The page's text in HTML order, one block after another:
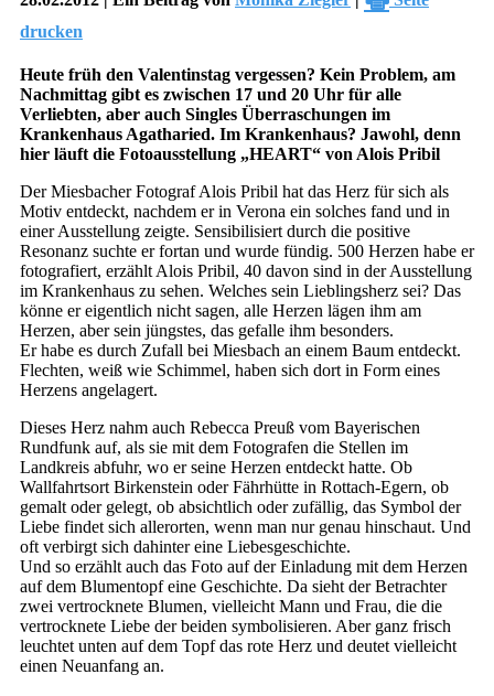
drucken
Heute früh den Valentinstag vergessen? Kein Problem, am
Nachmittag gibt es zwischen 17 und 20 Uhr für alle
Verliebten, aber auch Singles Überraschungen im
Krankenhaus Agatharied. Im Krankenhaus? Jawohl, denn
hier läuft die Fotoausstellung „HEART“ von Alois Pribil
Der Miesbacher Fotograf Alois Pribil hat das Herz für sich als
Motiv entdeckt, nachdem er in Verona ein solches fand und in
einer Ausstellung zeigte. Sensibilisiert durch die positive
Resonanz suchte er fortan und wurde fündig. 500 Herzen habe er
fotografiert, erzählt Alois Pribil, 40 davon sind in der Ausstellung
im Krankenhaus zu sehen. Welches sein Lieblingsherz sei? Das
könne er eigentlich nicht sagen, alle Herzen lägen ihm am
Herzen, aber sein jüngstes, das gefalle ihm besonders.
Er habe es durch Zufall bei Miesbach an einem Baum entdeckt.
Flechten, weiß wie Schimmel, haben sich dort in Form eines
Herzens angelagert.
Dieses Herz nahm auch Rebecca Preuß vom Bayerischen
Rundfunk auf, als sie mit dem Fotografen die Stellen im
Landkreis abfuhr, wo er seine Herzen entdeckt hatte. Ob
Wallfahrtsort Birkenstein oder Fährhütte in Rottach-Egern, ob
gemalt oder gelegt, ob absichtlich oder zufällig, das Symbol der
Liebe findet sich allerorten, wenn man nur genau hinschaut. Und
oft verbirgt sich dahinter eine Liebesgeschichte.
Und so erzählt auch das Foto auf der Einladung mit dem Herzen
auf dem Blumentopf eine Geschichte. Da sieht der Betrachter
zwei vertrocknete Blumen, vielleicht Mann und Frau, die die
vertrocknete Liebe der beiden symbolisieren. Aber ganz frisch
leuchtet unten auf dem Topf das rote Herz und deutet vielleicht
einen Neuanfang an.